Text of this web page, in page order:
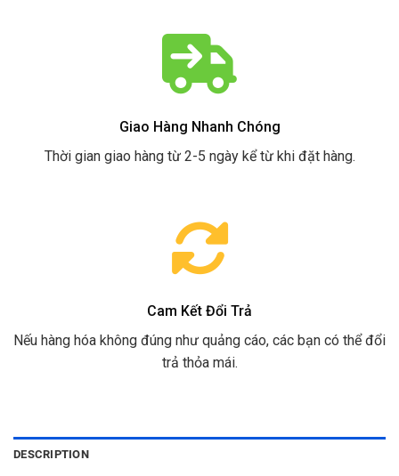
Giao Hàng Nhanh Chóng
Thời gian giao hàng từ 2-5 ngày kể từ khi đặt hàng.
Cam Kết Đổi Trả
Nếu hàng hóa không đúng như quảng cáo, các bạn có thể đổi
trả thỏa mái.
DESCRIPTION